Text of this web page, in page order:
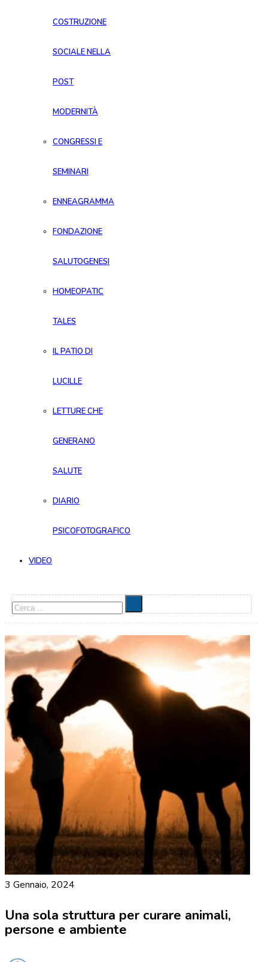
COSTRUZIONE
SOCIALE NELLA
POST
MODERNITÀ
CONGRESSI E
SEMINARI
ENNEAGRAMMA
FONDAZIONE
SALUTOGENESI
HOMEOPATIC
TALES
IL PATIO DI
LUCILLE
LETTURE CHE
GENERANO
SALUTE
DIARIO
PSICOFOTOGRAFICO
VIDEO
Cerca
3 Gennaio, 2024
Una sola struttura per curare animali,
persone e ambiente